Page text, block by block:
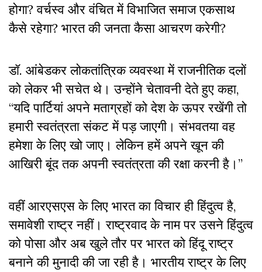
होगा? वर्चस्व और वंचित में विभाजित समाज एकसाथ
कैसे रहेगा? भारत की जनता कैसा आचरण करेगी?
डॉ. आंबेडकर लोकतांत्रिक व्यवस्था में राजनीतिक दलों
को लेकर भी सचेत थे। उन्होंने चेतावनी देते हुए कहा,
“यदि पार्टियां अपने मताग्रहों को देश के ऊपर रखेंगी तो
हमारी स्वतंत्रता संकट में पड़ जाएगी। संभवतया वह
हमेशा के लिए खो जाए। लेकिन हमें अपने खून की
आखिरी बूंद तक अपनी स्वतंत्रता की रक्षा करनी है।”
वहीं आरएसएस के लिए भारत का विचार ही हिंदुत्व है,
समावेशी राष्ट्र नहीं। राष्ट्रवाद के नाम पर उसने हिंदुत्व
को पोसा और अब खुले तौर पर भारत को हिंदू राष्ट्र
बनाने की मुनादी की जा रही है। भारतीय राष्ट्र के लिए